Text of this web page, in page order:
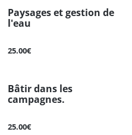
Paysages et gestion de
l'eau
25.00€
Bâtir dans les
campagnes.
25.00€